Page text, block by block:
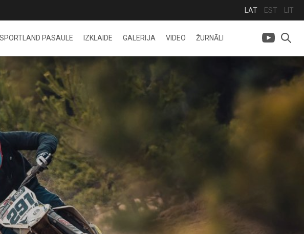
LAT EST LIT
SPORTLAND PASAULE IZKLAIDE GALERIJA VIDEO ŽURNĀLI